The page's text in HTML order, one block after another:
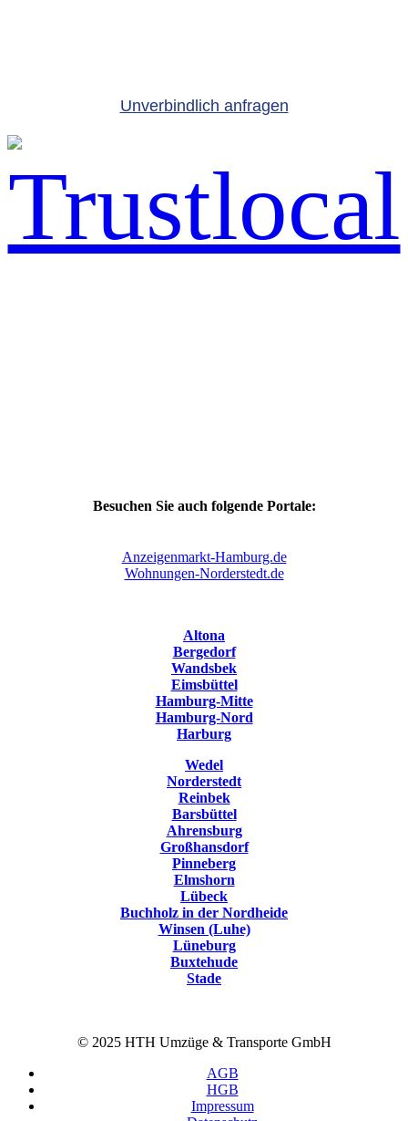
Unverbindlich anfragen
Besuchen Sie auch folgende Portale:
Anzeigenmarkt-Hamburg.de
Wohnungen-Norderstedt.de
Altona
Bergedorf
Wandsbek
Eimsbüttel
Hamburg-Mitte
Hamburg-Nord
Harburg
Wedel
Norderstedt
Reinbek
Barsbüttel
Ahrensburg
Großhansdorf
Pinneberg
Elmshorn
Lübeck
Buchholz in der Nordheide
Winsen (Luhe)
Lüneburg
Buxtehude
Stade
© 2025 HTH Umzüge & Transporte GmbH
AGB
HGB
Impressum